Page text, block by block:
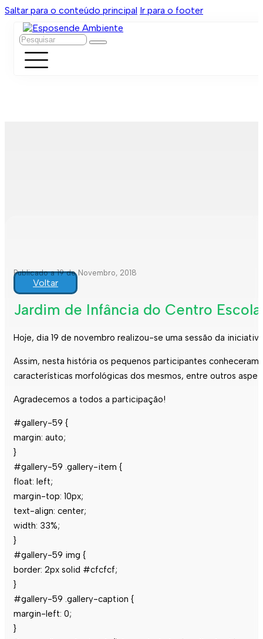
Saltar para o conteúdo principal Ir para o footer
Pesquisar
Publicado a 19 de Novembro, 2018
Voltar
Jardim de Infância do Centro
Hoje, dia 19 de novembro realizou-se uma sessão da
Assim, nesta história os pequenos participantes
características morfológicas dos mesmos, entre outros
Agradecemos a todos a participação!
#gallery-59 {
margin: auto;
}
#gallery-59 .gallery-item {
float: left;
margin-top: 10px;
text-align: center;
width: 33%;
}
#gallery-59 img {
border: 2px solid #cfcfcf;
}
#gallery-59 .gallery-caption {
margin-left: 0;
}